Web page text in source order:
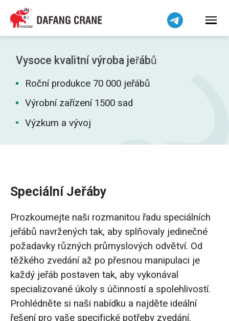
Vysoce kvalitní výroba jeřábů
Roční produkce 70 000 jeřábů
Výrobní zařízení 1500 sad
Výzkum a vývoj
Speciální Jeřáby
Prozkoumejte naši rozmanitou řadu speciálních
jeřábů navržených tak, aby splňovaly jedinečné
požadavky různých průmyslových odvětví. Od
těžkého zvedání až po přesnou manipulaci je
každý jeřáb postaven tak, aby vykonával
specializované úkoly s účinností a spolehlivostí.
Prohlédněte si naši nabídku a najděte ideální
řešení pro vaše specifické potřeby zvedání.
हिन्दी
Bahasa Indonesia
Bahasa Melayu
Tiếng Việt
简体中文
বাংলা
فارسی
Pilipino
Kiswahili
Dansk
Norsk
O‘zbekcha